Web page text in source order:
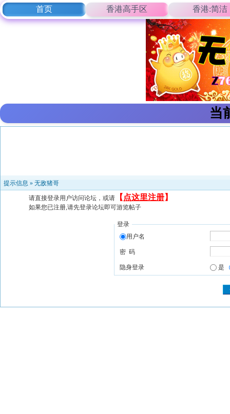
首页 香港高手区 香港:简洁
当
提示信息 » 无敌猪哥
请直接登录用户访问论坛，或请 【 点这里注册】
如果您已注册,请先登录论坛即可游览帖子
登录
用户名
密 码
隐身登录 是